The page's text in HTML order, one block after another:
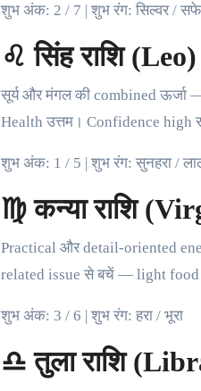
शुभ अंक: 2 / 7 | शुभ रंग: सिल्वर /
♌ सिंह राशि
सूर्य और मंगल की combined
Health उत्तम। Confidence high
शुभ अंक: 1 / 5 | शुभ रंग: सुनहरा /
♍ कन्या राशि
Practical और detail-oriented
related issue से बचें — light food
शुभ अंक: 3 / 6 | शुभ रंग: हरा / भूरा
♎ तुला राशि